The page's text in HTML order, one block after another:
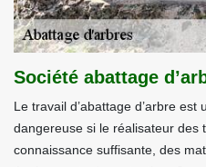
Société abattage
Le travail d’abattage d’arbre
dangereuse si le réalisateur des
connaissance suffisante, des